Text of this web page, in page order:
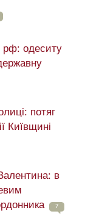
рф: одеситу
потяг
Київщині
в
7